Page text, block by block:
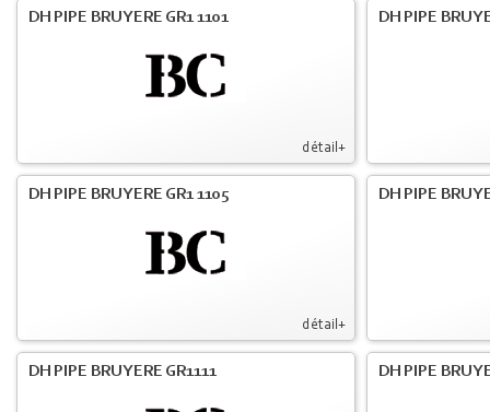
détail+
DH PIPE BRUYERE GR1 1101 DH PIPE
détail+
DH PIPE BRUYERE GR1 1105 DH PIPE
DH PIPE BRUYERE GR1111 DH PIPE